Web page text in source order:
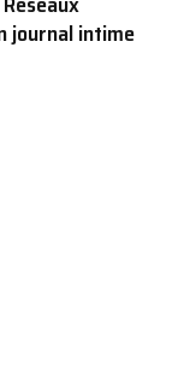
journal intime